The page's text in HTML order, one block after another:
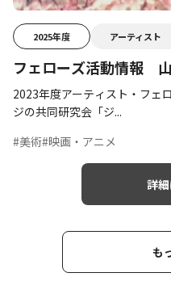
2025年度 アーティスト
フェローズ活動情報
2023年度アーティスト・フェ
ジの共同研究会「ジ...
#美術#映画・アニメ
詳
も